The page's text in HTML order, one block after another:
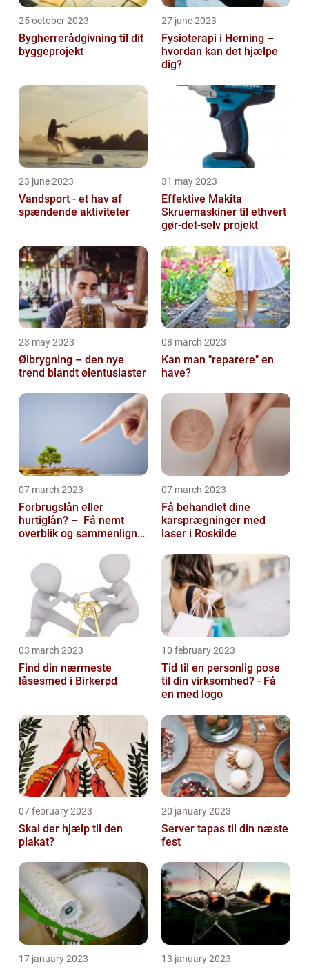
25 october 2023
Bygherrerådgivning til dit
byggeprojekt
27 june 2023
Fysioterapi i Herning –
hvordan kan det hjælpe
dig?
23 june 2023
Vandsport - et hav af
spændende aktiviteter
31 may 2023
Effektive Makita
Skruemaskiner til ethvert
gør-det-selv projekt
23 may 2023
Ølbrygning – den nye
trend blandt ølentusiaster
08 march 2023
Kan man "reparere" en
have?
07 march 2023
Forbrugslån eller
hurtiglån? – Få nemt
overblik og sammenlign
07 march 2023
Få behandlet dine
karsprægninger med
laser i Roskilde
03 march 2023
Find din nærmeste
låsesmed i Birkerød
10 february 2023
Tid til en personlig pose
til din virksomhed? - Få
en med logo
07 february 2023
Skal der hjælp til den
plakat?
20 january 2023
Server tapas til din næste
fest
17 january 2023 13 january 2023